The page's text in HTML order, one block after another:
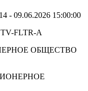
- 09.06.2026 15:00:00
FLTR-A
ОБЩЕСТВО